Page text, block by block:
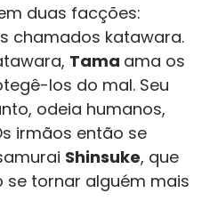
duas facções:
chamados katawara.
Tama ama os
los do mal. Seu
odeia humanos,
irmãos então se
Shinsuke, que
tornar alguém mais